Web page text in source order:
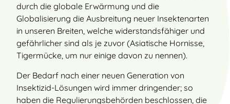
durch die globale Erwärmung und die
Globalisierung die Ausbreitung neuer Insektenarten
in unseren Breiten, welche widerstandsfähiger und
gefährlicher sind als je zuvor (Asiatische Hornisse,
Tigermücke, um nur einige davon zu nennen).
Der Bedarf nach einer neuen Generation von
Insektizid-Lösungen wird immer dringender; so
haben die Regulierungsbehörden beschlossen, die